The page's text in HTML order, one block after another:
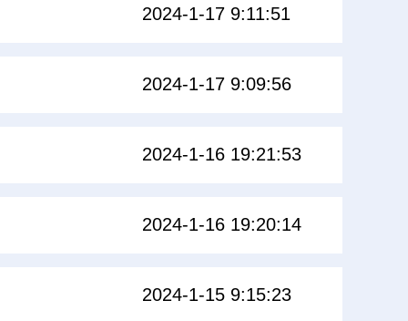
2024-1-17 9:11:51
2024-1-17 9:09:56
2024-1-16 19:21:53
2024-1-16 19:20:14
2024-1-15 9:15:23